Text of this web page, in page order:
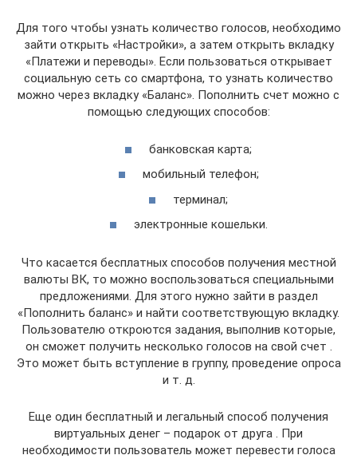
Для того чтобы узнать количество голосов, необходимо
зайти открыть «Настройки», а затем открыть вкладку
«Платежи и переводы». Если пользоваться открывает
социальную сеть со смартфона, то узнать количество
можно через вкладку «Баланс». Пополнить счет можно с
помощью следующих способов:
банковская карта;
мобильный телефон;
терминал;
электронные кошельки.
Что касается бесплатных способов получения местной
валюты ВК, то можно воспользоваться специальными
предложениями. Для этого нужно зайти в раздел
«Пополнить баланс» и найти соответствующую вкладку.
Пользователю откроются задания, выполнив которые,
он сможет получить несколько голосов на свой счет .
Это может быть вступление в группу, проведение опроса
и т. д.
Еще один бесплатный и легальный способ получения
виртуальных денег – подарок от друга . При
необходимости пользователь может перевести голоса